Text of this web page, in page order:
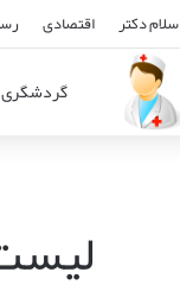
سلام دکتر اقتصادی
گردشگری